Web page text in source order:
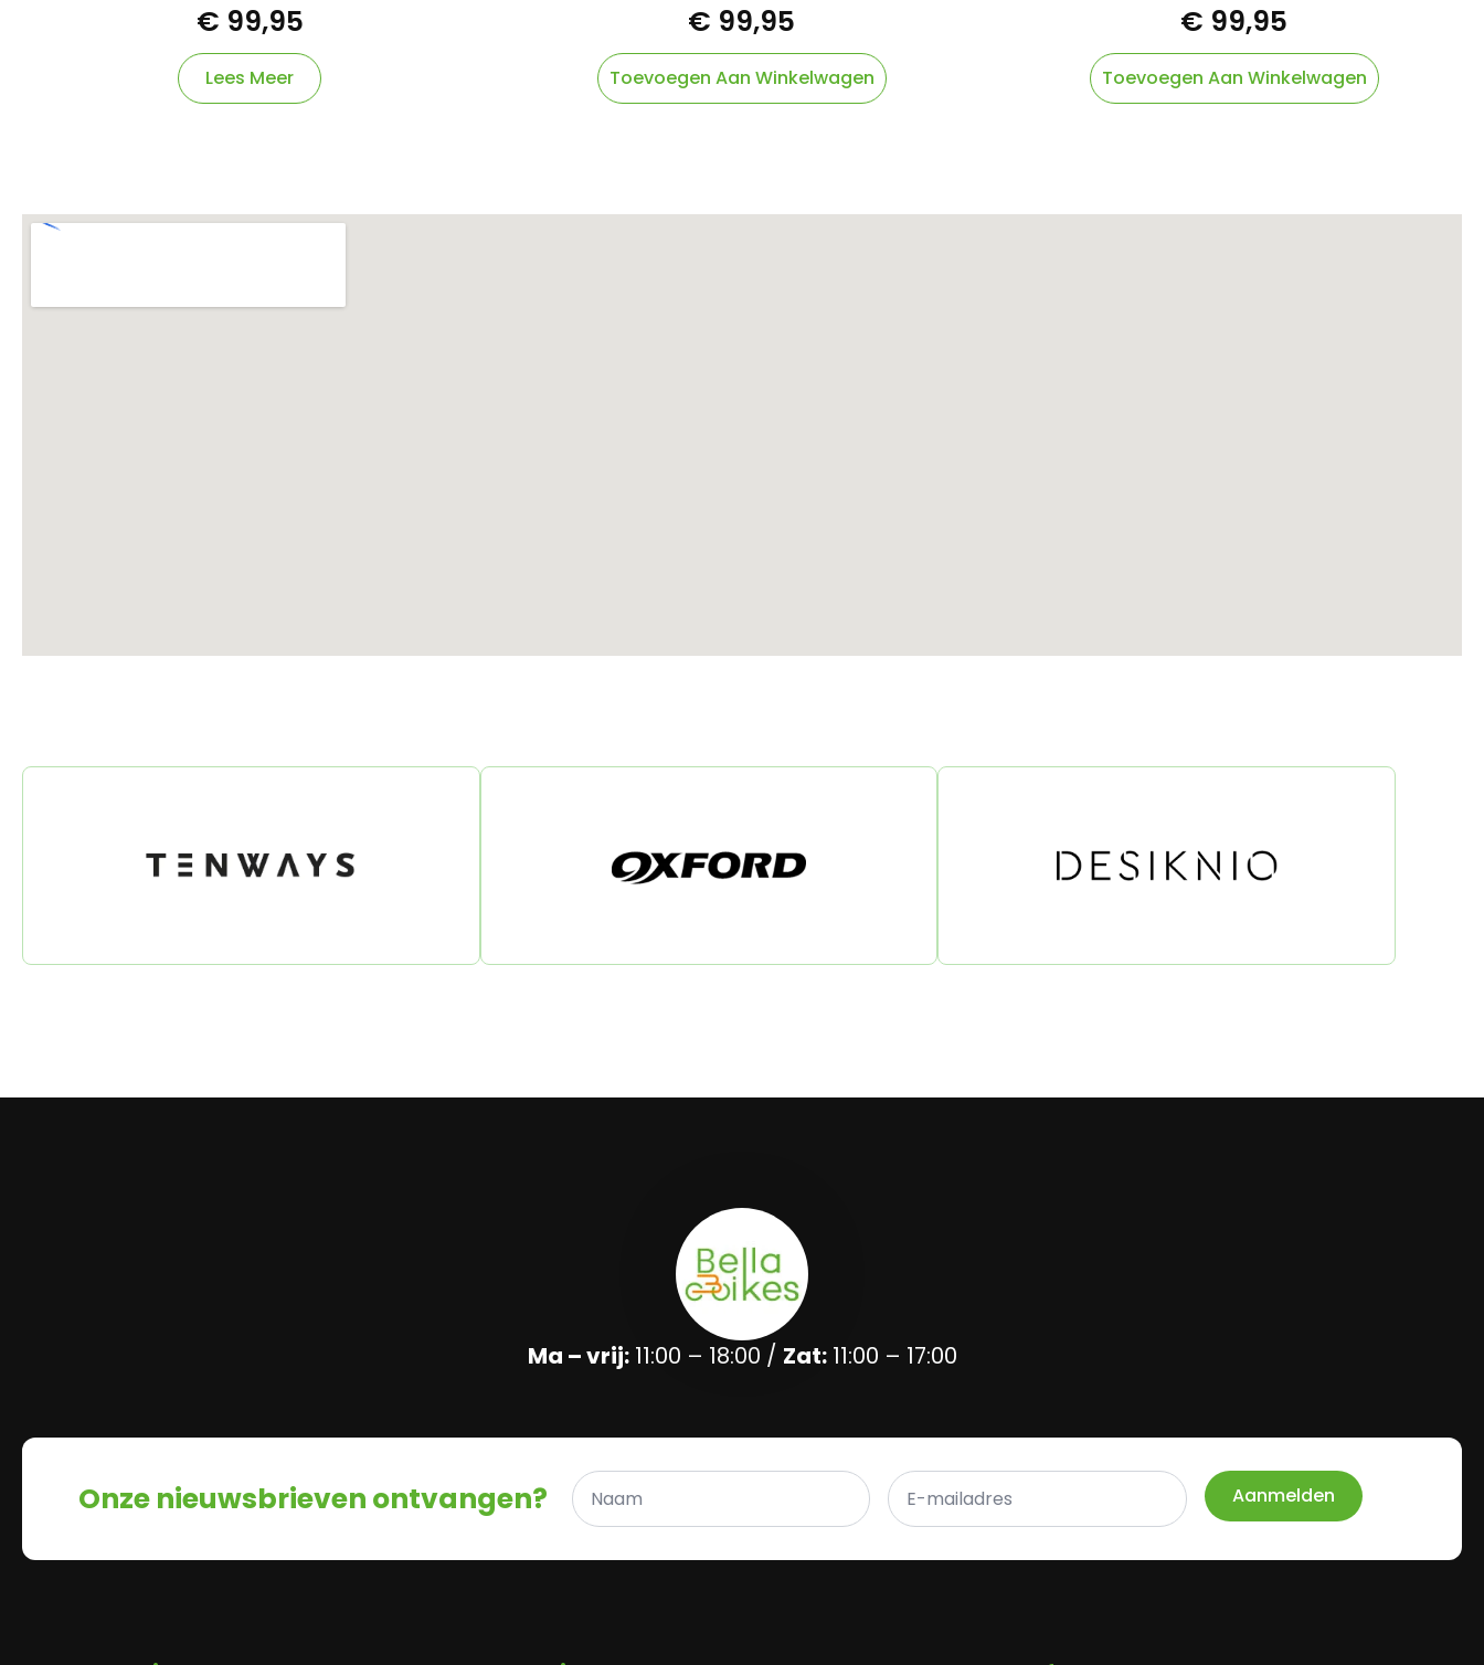
€ 99,95
Lees Meer
€ 99,95
Toevoegen Aan Winkelwagen
€ 99,95
Toevoegen Aan Winkelwagen
Ma – vrij:11:00 – 18:00 / Zat:11:00 – 17:00
Onze nieuwsbrieven ontvangen?
Naam
*
E-
mailadres
*
Aanmelden